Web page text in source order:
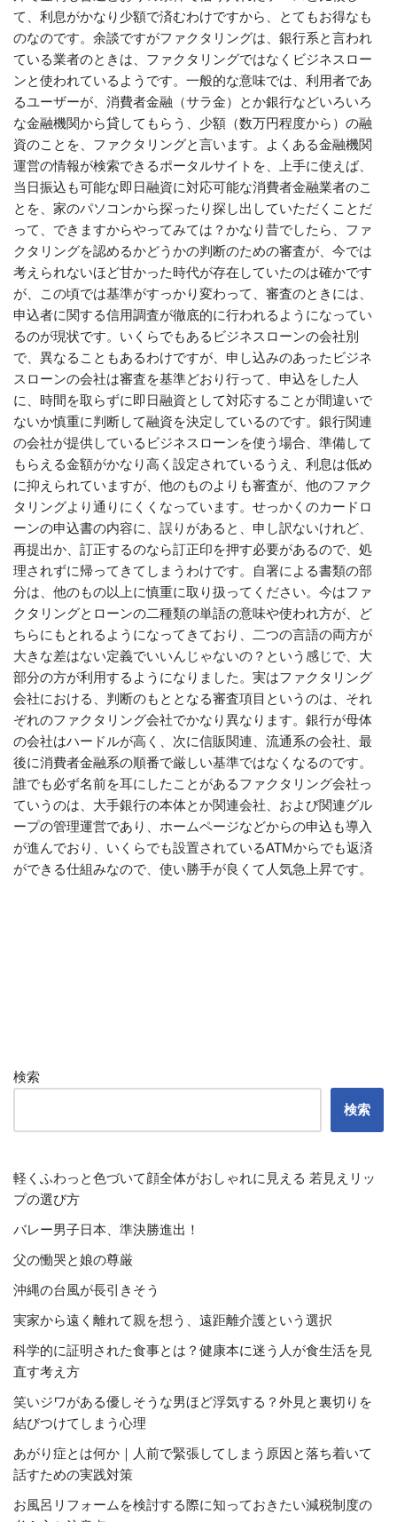
て、利息がかなり少額で済むわけですから、とてもお得なも
のなのです。余談ですがファクタリングは、銀行系と言われ
ている業者のときは、ファクタリングではなくビジネスロー
ンと使われているようです。一般的な意味では、利用者であ
るユーザーが、消費者金融（サラ金）とか銀行などいろいろ
な金融機関から貸してもらう、少額（数万円程度から）の融
資のことを、ファクタリングと言います。よくある金融機関
運営の情報が検索できるポータルサイトを、上手に使えば、
当日振込も可能な即日融資に対応可能な消費者金融業者のこ
とを、家のパソコンから探ったり探し出していただくことだ
って、できますからやってみては？かなり昔でしたら、ファ
クタリングを認めるかどうかの判断のための審査が、今では
考えられないほど甘かった時代が存在していたのは確かです
が、この頃では基準がすっかり変わって、審査のときには、
申込者に関する信用調査が徹底的に行われるようになってい
るのが現状です。いくらでもあるビジネスローンの会社別
で、異なることもあるわけですが、申し込みのあったビジネ
スローンの会社は審査を基準どおり行って、申込をした人
に、時間を取らずに即日融資として対応することが間違いで
ないか慎重に判断して融資を決定しているのです。銀行関連
の会社が提供しているビジネスローンを使う場合、準備して
もらえる金額がかなり高く設定されているうえ、利息は低め
に抑えられていますが、他のものよりも審査が、他のファク
タリングより通りにくくなっています。せっかくのカードロ
ーンの申込書の内容に、誤りがあると、申し訳ないけれど、
再提出か、訂正するのなら訂正印を押す必要があるので、処
理されずに帰ってきてしまうわけです。自署による書類の部
分は、他のもの以上に慎重に取り扱ってください。今はファ
クタリングとローンの二種類の単語の意味や使われ方が、ど
ちらにもとれるようになってきており、二つの言語の両方が
大きな差はない定義でいいんじゃないの？という感じで、大
部分の方が利用するようになりました。実はファクタリング
会社における、判断のもととなる審査項目というのは、それ
ぞれのファクタリング会社でかなり異なります。銀行が母体
の会社はハードルが高く、次に信販関連、流通系の会社、最
後に消費者金融系の順番で厳しい基準ではなくなるのです。
誰でも必ず名前を耳にしたことがあるファクタリング会社っ
ていうのは、大手銀行の本体とか関連会社、および関連グル
ープの管理運営であり、ホームページなどからの申込も導入
が進んでおり、いくらでも設置されているATMからでも返済
ができる仕組みなので、使い勝手が良くて人気急上昇です。
検索
検索
軽くふわっと色づいて顔全体がおしゃれに見える 若見えリッ
プの選び方
バレー男子日本、準決勝進出！
父の慟哭と娘の尊厳
沖縄の台風が長引きそう
実家から遠く離れて親を想う、遠距離介護という選択
科学的に証明された食事とは？健康本に迷う人が食生活を見
直す考え方
笑いジワがある優しそうな男ほど浮気する？外見と裏切りを
結びつけてしまう心理
あがり症とは何か｜人前で緊張してしまう原因と落ち着いて
話すための実践対策
お風呂リフォームを検討する際に知っておきたい減税制度の